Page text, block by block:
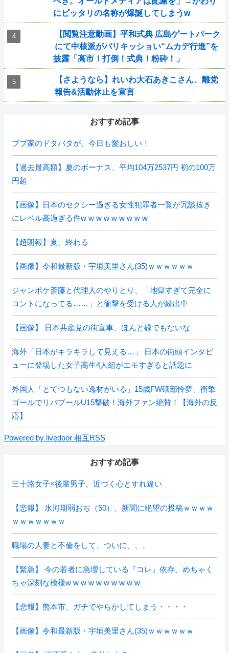
にピッタリの名称が爆誕してしまうw
【閲覧注意動画】平和式典 広島ゲートパーク
にて中核派がバリキッショい“ムカデ行進”を
披露「高市！打倒！式典！粉砕！」
【さようなら】れいわ大石あきこさん、離党
報告&活動休止を宣言
おすすめ記事
ブブ家のドタバタが、今日も愛おしい！
【過去最高額】夏のボーナス、平均104万2537円 初の100万
円超
【画像】日本のセクシー過ぎる女性犯罪者一覧が冗談抜き
にレベル高過ぎる件w w w w w w w w w
【超朗報】夏、終わる
【画像】令和最新版・宇垣美里さん(35)ｗｗｗｗｗｗ
ジャンポケ斎藤と代理人のやりとり、「地獄すぎて完全に
コントになってる……」と衝撃を受ける人が続出中
【画像】 日本共産党の街宣車、ほんと碌でもないな
海外「日本がキラキラして見える…」 日本の街頭インタビ
ューに登場した女子高生4人組がエモすぎると話題に
外国人「とてつもない逸材がいる」15歳FW礒部怜夢、衝撃
ゴールでリバプールU15撃破！海外ファン絶賛！【海外の反
応】
Powered by livedoor 相互RSS
おすすめ記事
三十路女子×後輩男子、近づく心とすれ違い
【悲報】 氷河期弱おぢ（50）、新聞に絶望の投稿ｗｗｗｗ
ｗｗｗｗｗｗｗ
職場の人妻と不倫をして、ついに、、、
【緊急】 今の若者に急増している『コレ』依存、めちゃく
ちゃ深刻な模様w w w w w w w w w w
【悲報】熊本市、ガチでやらかしてしまう・・・・
【画像】令和最新版・宇垣美里さん(35)ｗｗｗｗｗｗ